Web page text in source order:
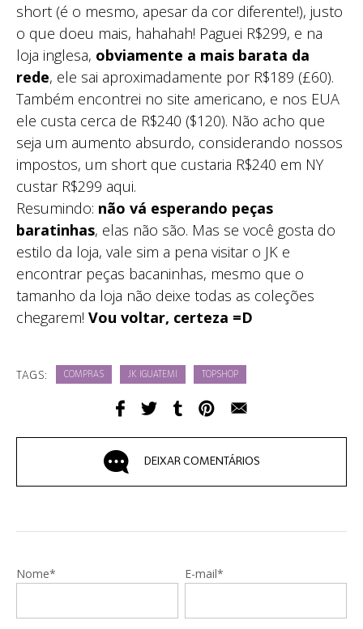
short (é o mesmo, apesar da cor diferente!), justo
o que doeu mais, hahahah! Paguei R$299, e na
loja inglesa, obviamente a mais barata da
rede, ele sai aproximadamente por R$189 (£60).
Também encontrei no site americano, e nos EUA
ele custa cerca de R$240 ($120). Não acho que
seja um aumento absurdo, considerando nossos
impostos, um short que custaria R$240 em NY
custar R$299 aqui.
Resumindo: não vá esperando peças
baratinhas, elas não são. Mas se você gosta do
estilo da loja, vale sim a pena visitar o JK e
encontrar peças bacaninhas, mesmo que o
tamanho da loja não deixe todas as coleções
chegarem! Vou voltar, certeza =D
TAGS: COMPRAS JK IGUATEMI TOPSHOP
DEIXAR COMENTÁRIOS
Nome* E-mail*